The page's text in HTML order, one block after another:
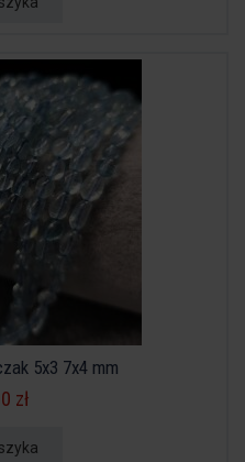
5x3 7x4 mm
zł